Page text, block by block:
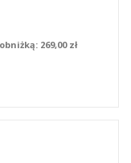
269,00 zł